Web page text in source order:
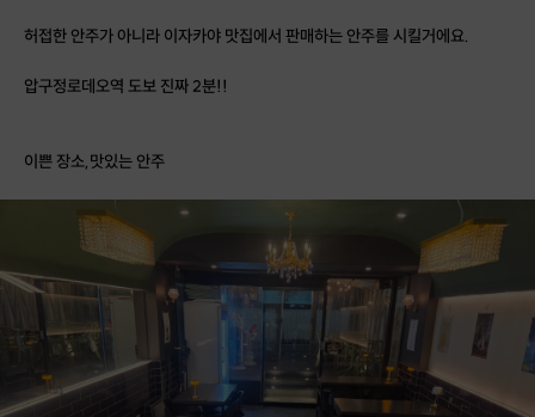
허접한 안주가 아니라 이자카야 맛집에서 판매하는 안주를 시킬거에요.
압구정로데오역 도보 진짜 2분!!
이쁜 장소,맛있는 안주